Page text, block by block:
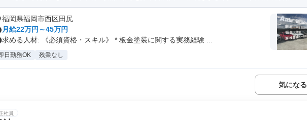
福岡県福岡市西区田尻
月給22万円～45万円
求める人材: 《必須資格・スキル》 * 板金塗装に関する実務経験 ...
日勤務OK 残業なし
気になる
社員